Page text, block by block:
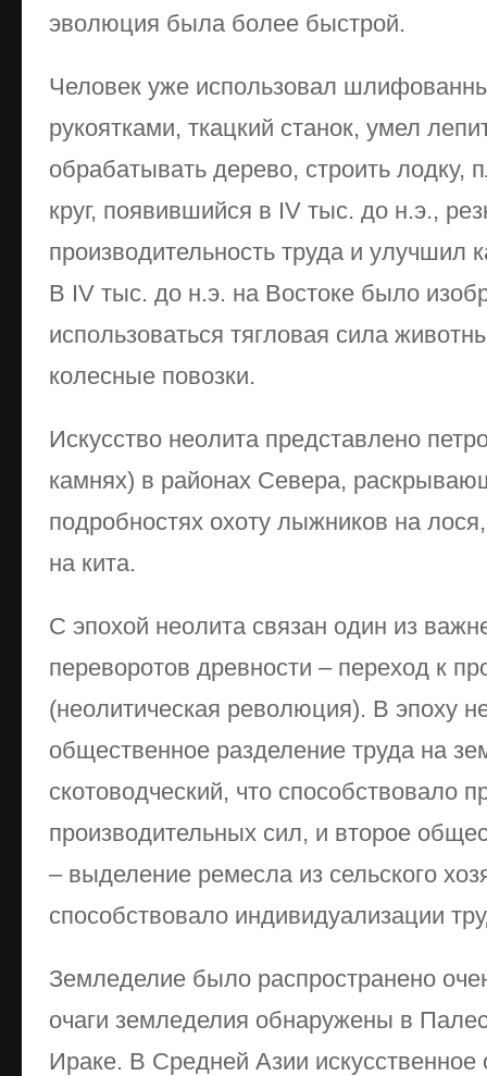
эволюция была более быстрой.
Человек уже использовал
рукоятками, ткацкий станок, умел
обрабатывать дерево, строить лодку,
круг, появившийся в IV тыс. до н.э.,
производительность труда и улучшил
В IV тыс. до н.э. на Востоке было
использоваться тягловая сила
колесные повозки.
Искусство неолита представлено
камнях) в районах Севера,
подробностях охоту лыжников на
на кита.
С эпохой неолита связан один из
переворотов древности – переход к
(неолитическая революция). В эпоху
общественное разделение труда на
скотоводческий, что способствовало
производительных сил, и второе
– выделение ремесла из сельского
способствовало индивидуализации
Земледелие было распространено
очаги земледелия обнаружены в
Ираке. В Средней Азии